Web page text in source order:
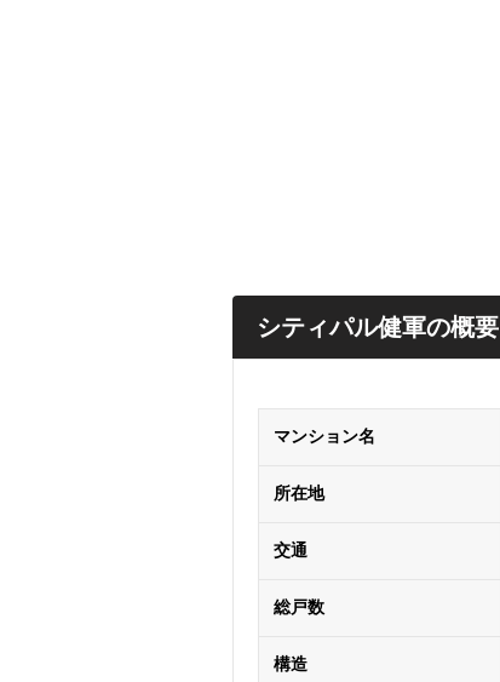
シティパル健軍の概要
マンション名
所在地
交通
総戸数
構造